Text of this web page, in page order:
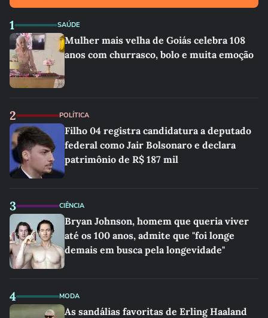
1 SAÚDE
Mulher mais velha de Goiás celebra 108
anos com churrasco, bolo e muita emoção
2 POLÍTICA
Filho 04 registra candidatura a deputado
federal como Jair Bolsonaro e declara
patrimônio de R$ 187 mil
3 CIÊNCIA
Bryan Johnson, homem que queria viver
até os 100 anos, admite que "foi longe
demais em busca pela longevidade"
4 MODA
As sandálias favoritas de Erling Haaland